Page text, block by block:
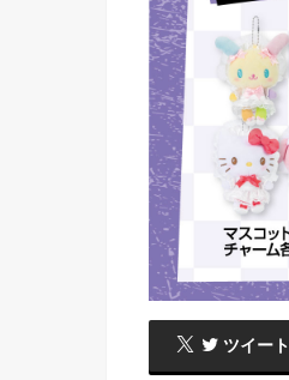
ツイート